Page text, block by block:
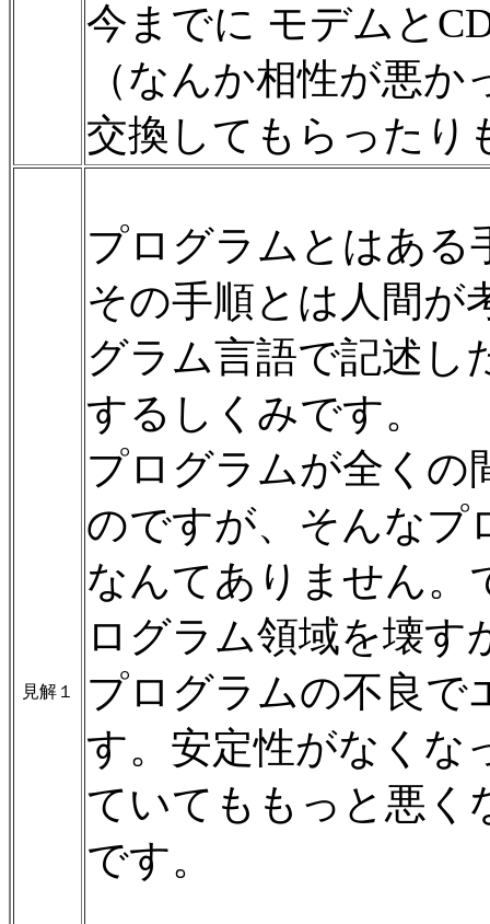
今までに モデムと
（なんか相性が悪
交換してもらったり
見解１
プログラムとはある
その手順とは人間が
グラム言語で記述し
するしくみです。
プログラムが全くの
のですが、そんなプ
なんてありません。
ログラム領域を壊す
プログラムの不良で
す。安定性がなくな
ていてももっと悪く
です。